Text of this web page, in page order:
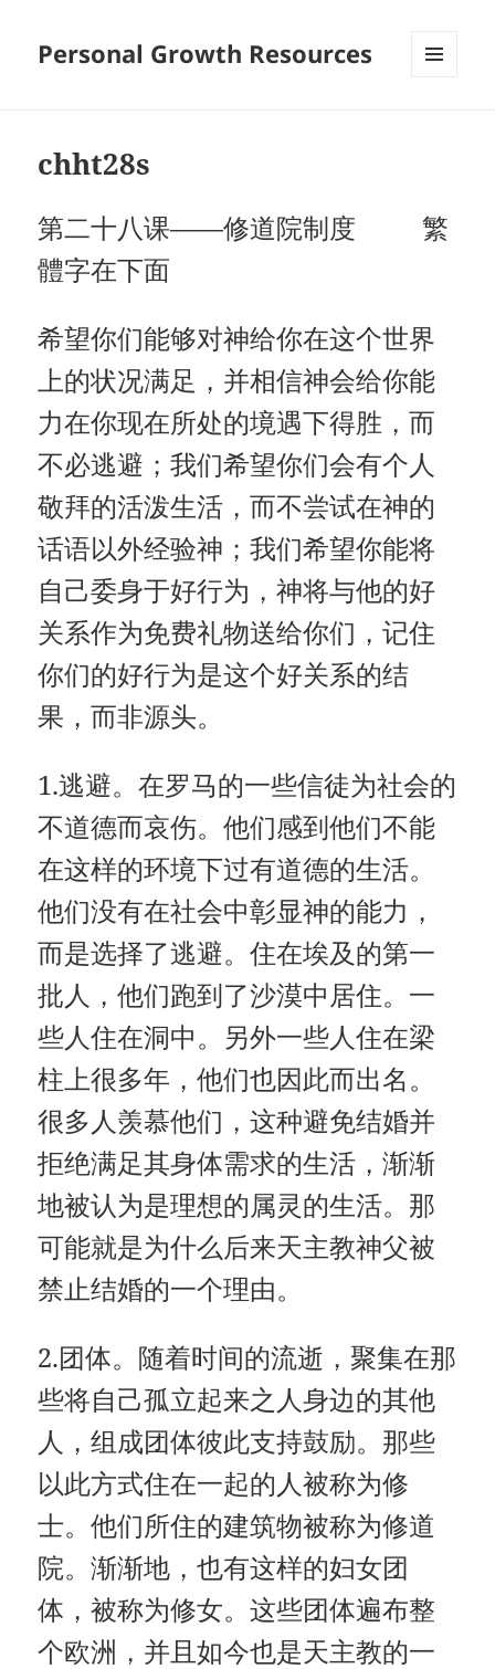
Personal Growth Resources
chht28s
第二十八课——修道院制度 繁
體字在下面
希望你们能够对神给你在这个世界
上的状况满足，并相信神会给你能
力在你现在所处的境遇下得胜，而
不必逃避；我们希望你们会有个人
敬拜的活泼生活，而不尝试在神的
话语以外经验神；我们希望你能将
自己委身于好行为，神将与他的好
关系作为免费礼物送给你们，记住
你们的好行为是这个好关系的结
果，而非源头。
1.逃避。在罗马的一些信徒为社会的
不道德而哀伤。他们感到他们不能
在这样的环境下过有道德的生活。
他们没有在社会中彰显神的能力，
而是选择了逃避。住在埃及的第一
批人，他们跑到了沙漠中居住。一
些人住在洞中。另外一些人住在梁
柱上很多年，他们也因此而出名。
很多人羡慕他们，这种避免结婚并
拒绝满足其身体需求的生活，渐渐
地被认为是理想的属灵的生活。那
可能就是为什么后来天主教神父被
禁止结婚的一个理由。
2.团体。随着时间的流逝，聚集在那
些将自己孤立起来之人身边的其他
人，组成团体彼此支持鼓励。那些
以此方式住在一起的人被称为修
士。他们所住的建筑物被称为修道
院。渐渐地，也有这样的妇女团
体，被称为修女。这些团体遍布整
个欧洲，并且如今也是天主教的一